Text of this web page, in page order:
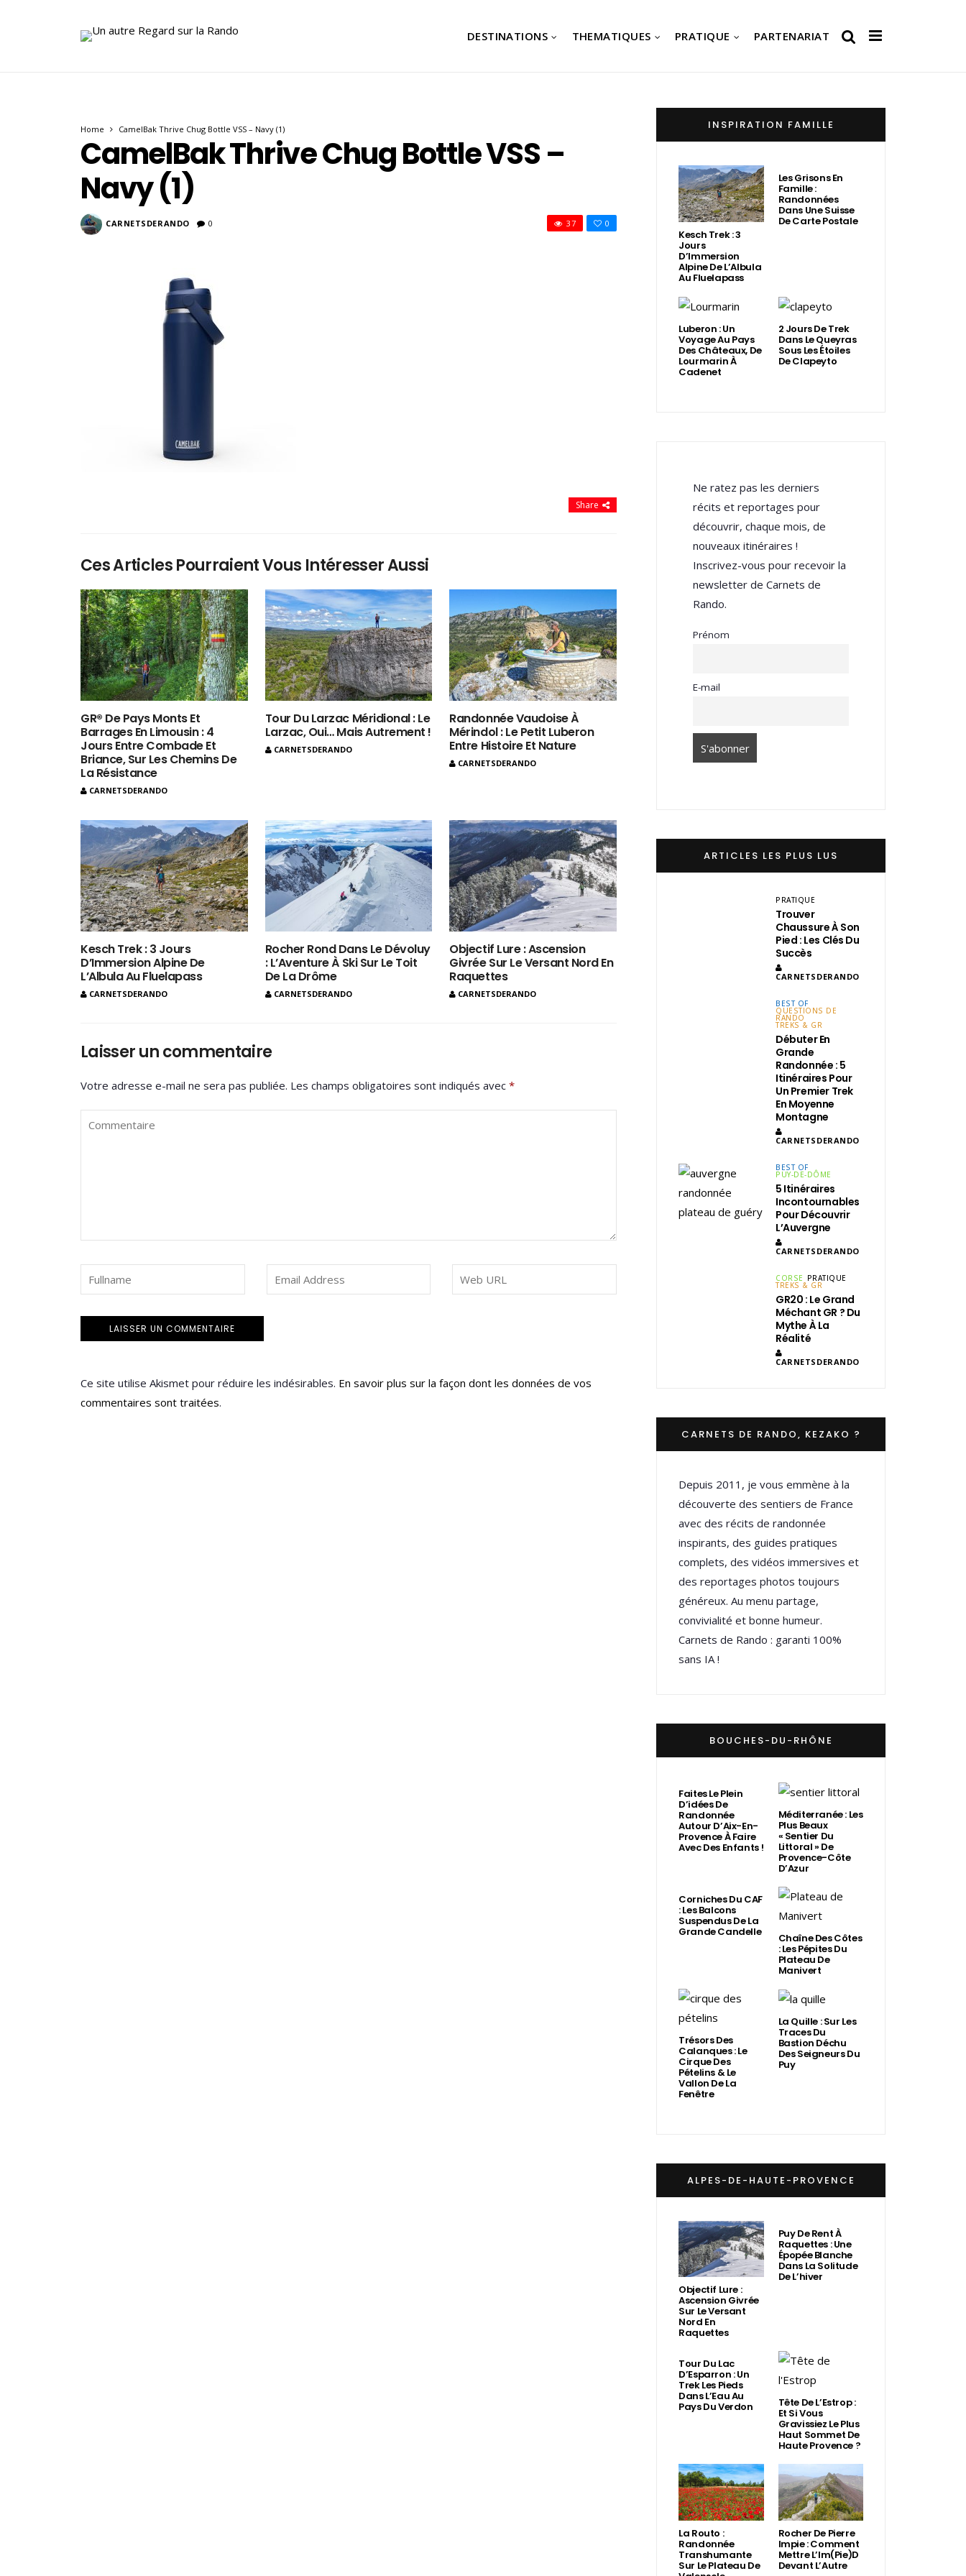
DESTINATIONS THEMATIQUES PRATIQUE PARTENARIAT
Home CamelBak Thrive Chug Bottle VSS – Navy (1)
CamelBak Thrive Chug Bottle VSS –
Navy (1)
CARNETSDERANDO 0 0
37
Share
Ces Articles Pourraient Vous Intéresser Aussi
GR® De Pays Monts Et
Barrages En Limousin : 4
Jours Entre Combade Et
Briance, Sur Les Chemins De
La Résistance
CARNETSDERANDO
Tour Du Larzac Méridional : Le
Larzac, Oui… Mais Autrement !
CARNETSDERANDO
Randonnée Vaudoise À
Mérindol : Le Petit Luberon
Entre Histoire Et Nature
CARNETSDERANDO
Kesch Trek : 3 Jours
D’Immersion Alpine De
L’Albula Au Fluelapass
CARNETSDERANDO
Rocher Rond Dans Le Dévoluy
: L’Aventure À Ski Sur Le Toit
De La Drôme
CARNETSDERANDO
Objectif Lure : Ascension
Givrée Sur Le Versant Nord En
Raquettes
CARNETSDERANDO
Laisser un commentaire
Votre adresse e-mail ne sera pas publiée. Les champs obligatoires sont indiqués avec *
Ce site utilise Akismet pour réduire les indésirables. En savoir plus sur la façon dont les données de vos
commentaires sont traitées.
INSPIRATION FAMILLE
Kesch Trek : 3
Jours
D’Immersion
Alpine De L’Albula
Au Fluelapass
Les Grisons En
Famille :
Randonnées
Dans Une Suisse
De Carte Postale
Luberon : Un
Voyage Au Pays
Des Châteaux, De
Lourmarin À
Cadenet
2 Jours De Trek
Dans Le Queyras
Sous Les Étoiles
De Clapeyto
Ne ratez pas les derniers
récits et reportages pour
découvrir, chaque mois, de
nouveaux itinéraires !
Inscrivez-vous pour recevoir la
newsletter de Carnets de
Rando.
Prénom
E-mail
ARTICLES LES PLUS LUS
PRATIQUE
Trouver
Chaussure À Son
Pied : Les Clés Du
Succès
CARNETSDERANDO
BEST OF
QUESTIONS DE
RANDO
TREKS & GR
Débuter En
Grande
Randonnée : 5
Itinéraires Pour
Un Premier Trek
En Moyenne
Montagne
CARNETSDERANDO
BEST OF
PUY-DE-DÔME
5 Itinéraires
Incontournables
Pour Découvrir
L’Auvergne
CARNETSDERANDO
CORSE PRATIQUE
TREKS & GR
GR20 : Le Grand
Méchant GR ? Du
Mythe À La
Réalité
CARNETSDERANDO
CARNETS DE RANDO, KEZAKO ?
Depuis 2011, je vous emmène à la
découverte des sentiers de France
avec des récits de randonnée
inspirants, des guides pratiques
complets, des vidéos immersives et
des reportages photos toujours
généreux. Au menu partage,
convivialité et bonne humeur.
Carnets de Rando : garanti 100%
sans IA !
BOUCHES-DU-RHÔNE
Faites Le Plein
D’idées De
Randonnée
Autour D’Aix-En-
Provence À Faire
Avec Des Enfants !
Méditerranée : Les
Plus Beaux
« Sentier Du
Littoral » De
Provence-Côte
D’Azur
Corniches Du CAF
: Les Balcons
Suspendus De La
Grande Candelle Chaîne Des Côtes
: Les Pépites Du
Plateau De
Manivert
Trésors Des
Calanques : Le
Cirque Des
Pételins & Le
Vallon De La
Fenêtre
La Quille : Sur Les
Traces Du
Bastion Déchu
Des Seigneurs Du
Puy
ALPES-DE-HAUTE-PROVENCE
Objectif Lure :
Ascension Givrée
Sur Le Versant
Nord En
Raquettes
Puy De Rent À
Raquettes : Une
Épopée Blanche
Dans La Solitude
De L’hiver
Tour Du Lac
D’Esparron : Un
Trek Les Pieds
Dans L’Eau Au
Pays Du Verdon Tête De L’Estrop :
Et Si Vous
Gravissiez Le Plus
Haut Sommet De
Haute Provence ?
La Routo :
Randonnée
Transhumante
Sur Le Plateau De
Rocher De Pierre
Impie : Comment
Mettre L’Im(Pie)d
Devant L’Autre